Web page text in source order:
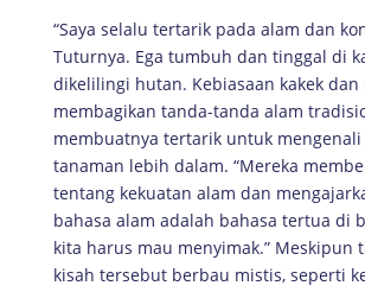
“Saya selalu tertarik pada alam dan
Tuturnya. Ega tumbuh dan tinggal di
dikelilingi hutan. Kebiasaan kakek dan
membagikan tanda-tanda alam
membuatnya tertarik untuk
tanaman lebih dalam. “Mereka
tentang kekuatan alam dan
bahasa alam adalah bahasa tertua di
kita harus mau menyimak.” Meskipun
kisah tersebut berbau mistis, seperti